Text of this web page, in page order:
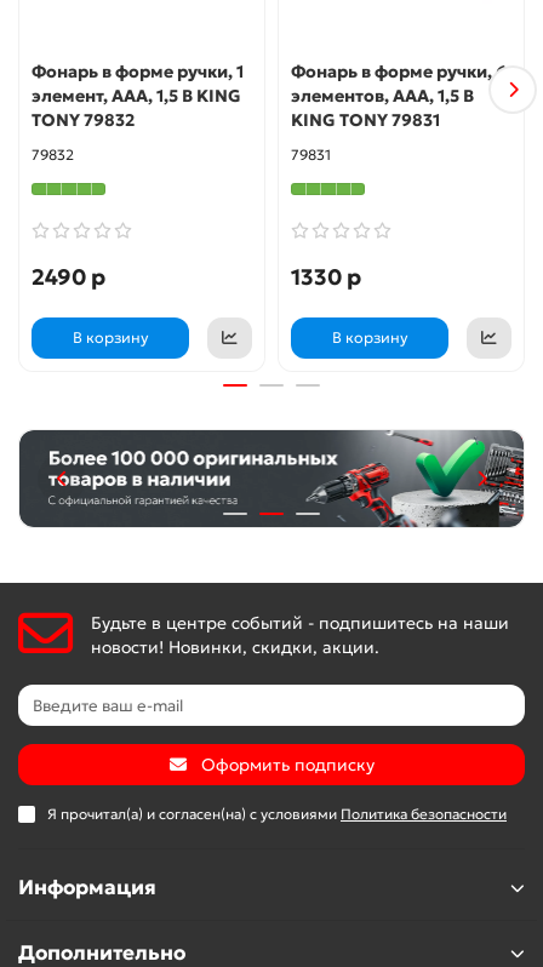
Фонарь в форме ручки, 1
элемент, ААА, 1,5 В KING
TONY 79832
79832
2490 р
В корзину
Фонарь в форме ручки, 6
элементов, ААА, 1,5 В
KING TONY 79831
79831
1330 р
В корзину
Будьте в центре событий - подпишитесь на наши
новости! Новинки, скидки, акции.
Оформить подписку
Я прочитал(а) и согласен(на) с условиями Политика безопасности
Информация
Дополнительно